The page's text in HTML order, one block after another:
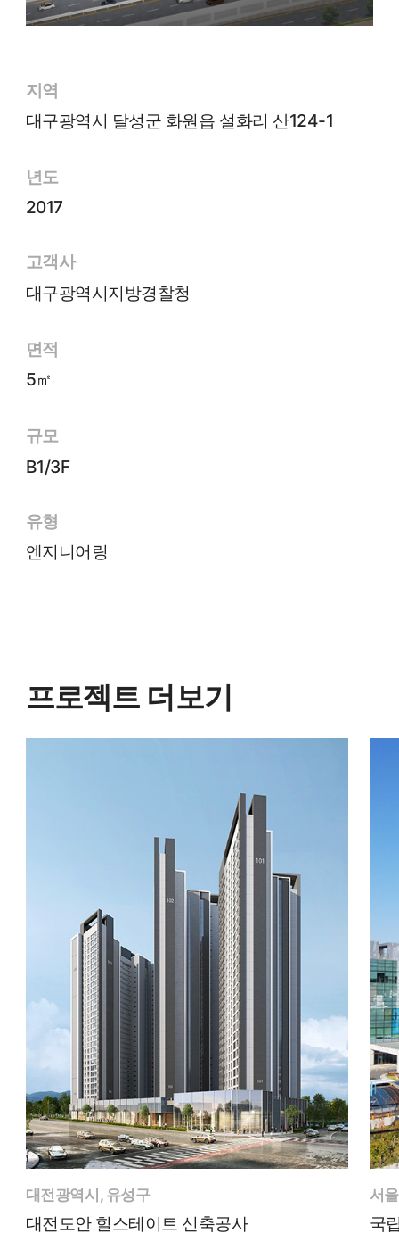
지역
대구광역시 달성군 화원읍 설화리 산124-1
년도
2017
고객사
대구광역시지방경찰청
면적
5㎡
규모
B1/3F
유형
엔지니어링
프로젝트 더보기
대전광역시, 유성구
대전도안 힐스테이트 신축공사
서
국